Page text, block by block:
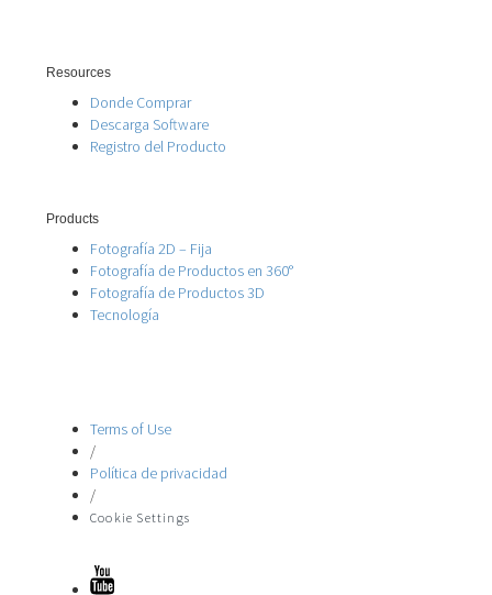
Resources
Donde Comprar
Descarga Software
Registro del Producto
Products
Fotografía 2D – Fija
Fotografía de Productos en 360°
Fotografía de Productos 3D
Tecnología
Terms of Use
/
Política de privacidad
/
Cookie Settings